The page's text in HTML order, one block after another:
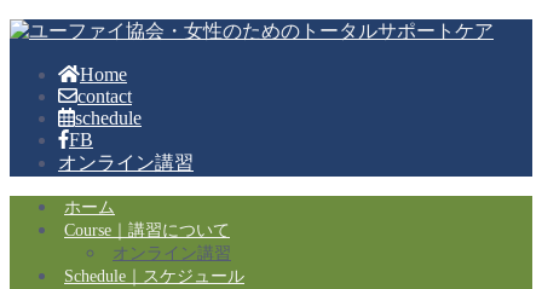
Home
contact
schedule
FB
オンライン講習
ホーム
Course｜講習について
オンライン講習
Schedule｜スケジュール